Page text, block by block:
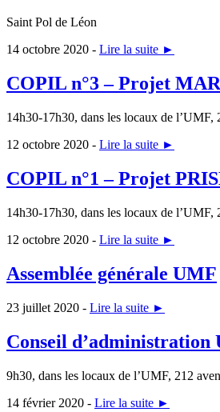
Saint Pol de Léon
14 octobre 2020 - Lire la suite ►
COPIL n°3 – Projet
14h30-17h30, dans les locaux de
12 octobre 2020 - Lire la suite ►
COPIL n°1 – Projet
14h30-17h30, dans les locaux de
12 octobre 2020 - Lire la suite ►
Assemblée générale UMF
23 juillet 2020 - Lire la suite ►
Conseil d’administration
9h30, dans les locaux de l’UMF, 212
14 février 2020 - Lire la suite ►